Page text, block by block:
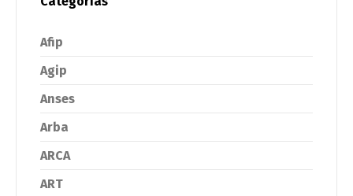
Afip
Agip
Anses
Arba
ARCA
ART